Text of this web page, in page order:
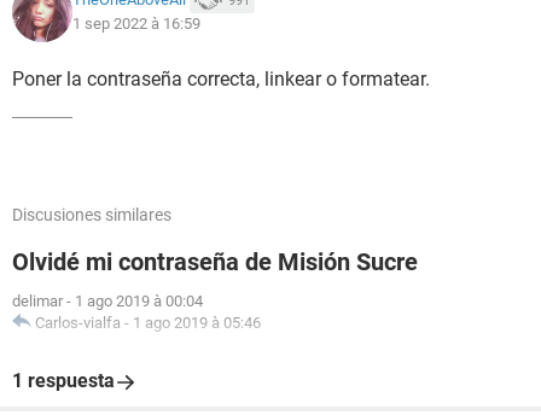
1 sep 2022 à 16:59
Poner la contraseña correcta, linkear o formatear.
Discusiones similares
Olvidé mi contraseña de Misión Sucre
delimar - 1 ago 2019 à 00:04
Carlos-vialfa - 1 ago 2019 à 05:46
1 respuesta